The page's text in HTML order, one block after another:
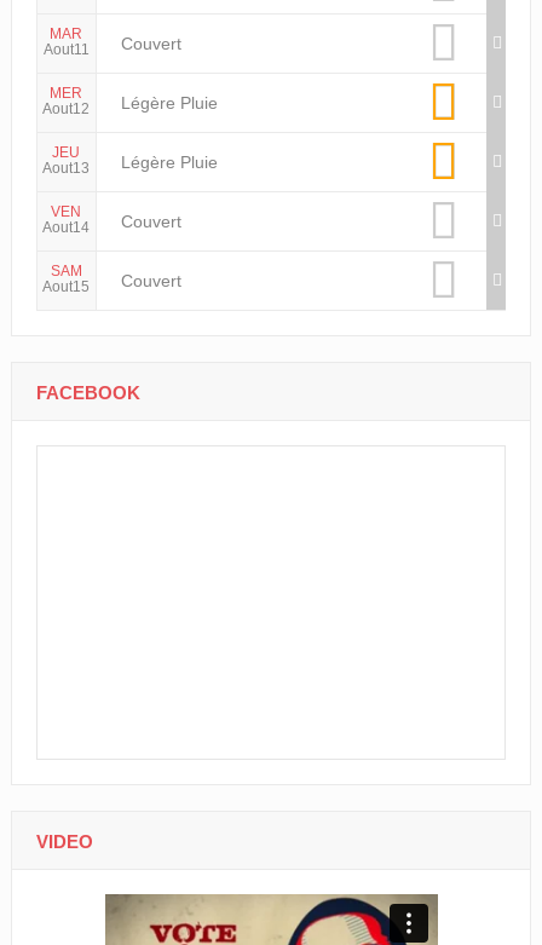
MAR
Aout11
Couvert
MER
Aout12
Légère Pluie
JEU
Aout13
Légère Pluie
VEN
Aout14
Couvert
SAM
Aout15
Couvert
FACEBOOK
VIDEO